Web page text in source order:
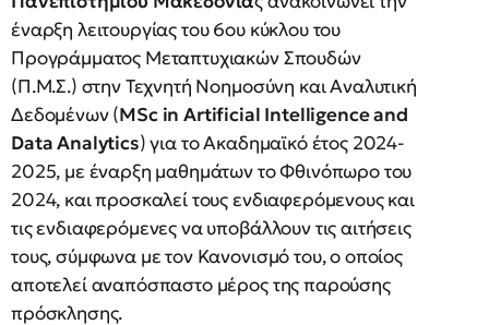
έναρξη λειτουργίας του 6ου κύκλου του
Προγράμματος Μεταπτυχιακών Σπουδών
(Π.Μ.Σ.) στην Τεχνητή Νοημοσύνη και Αναλυτική
Δεδομένων (MSc in Artificial Intelligence and
Data Analytics) για το Ακαδημαϊκό έτος 2024-
2025, με έναρξη μαθημάτων το Φθινόπωρο του
2024, και προσκαλεί τους ενδιαφερόμενους και
τις ενδιαφερόμενες να υποβάλλουν τις αιτήσεις
τους, σύμφωνα με τον Κανονισμό του, ο οποίος
αποτελεί αναπόσπαστο μέρος της παρούσης
πρόσκλησης.